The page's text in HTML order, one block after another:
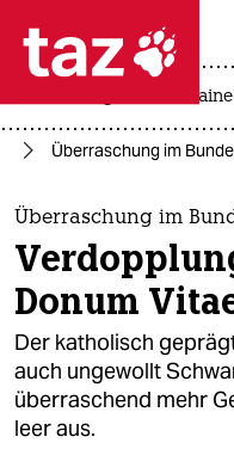
 taz
themen
politik
öko
gesellschaft
kultur
krieg in der ukraine
Überraschung im
Überraschung im
Donum
Der katholisch
auch ungewollt
überraschend mehr
leer aus.